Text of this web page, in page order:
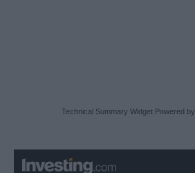
Technical Summary Widget Powered by